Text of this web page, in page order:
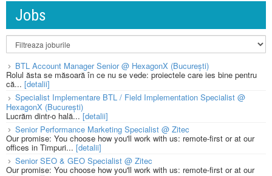
Jobs
BTL Account Manager Senior @ HexagonX (București)
Rolul ăsta se măsoară în ce nu se vede: proiectele care ies bine pentru
că... [detalii]
Specialist Implementare BTL / Field Implementation Specialist @
HexagonX (București)
Lucrăm dintr-o hală...[detalii]
Senior Performance Marketing Specialist @ Zitec
Our promise: You choose how you'll work with us: remote-first or at our
offices in Timpuri... [detalii]
Senior SEO & GEO Specialist @ Zitec
Our promise: You choose how you'll work with us: remote-first or at our